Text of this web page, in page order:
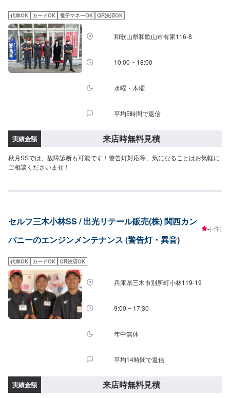
代車OK カードOK 電子マネーOK QR決済OK
和歌山県和歌山市有家116-8
10:00 ~ 18:00
水曜・木曜
平均5時間で返信
実績金額 来店時無料見積
秋月SSでは、故障診断も可能です！警告灯対応等、気になることはお気軽に
ご相談くださいませ！
セルフ三木小林SS / 出光リテール販売(株) 関西カン
パニーのエンジンメンテナンス (警告灯・異音)
-(-件)
代車OK カードOK QR決済OK
兵庫県三木市別所町小林119-19
9:00 ~ 17:30
年中無休
平均14時間で返信
実績金額 来店時無料見積